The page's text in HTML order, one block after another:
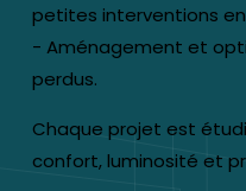
petites interventions
- Aménagement et
perdus.
Chaque projet est
confort, luminosité et